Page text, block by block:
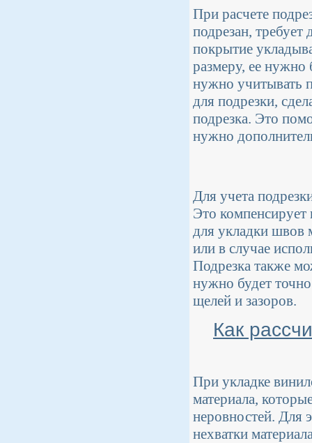
При расчете
подрезан,
покрытие
размеру, ее нужно
нужно учитывать
для подрезки,
подрезка. Это
нужно
Для учета
Это
для укладки
или в случае
Подрезка также
нужно будет
щелей и зазоров.
Как
При укладке
материала,
неровностей. Для
нехватки